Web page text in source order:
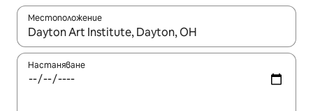
Местоположение
Когато резултатите се покажат, използвайте
Настаняване